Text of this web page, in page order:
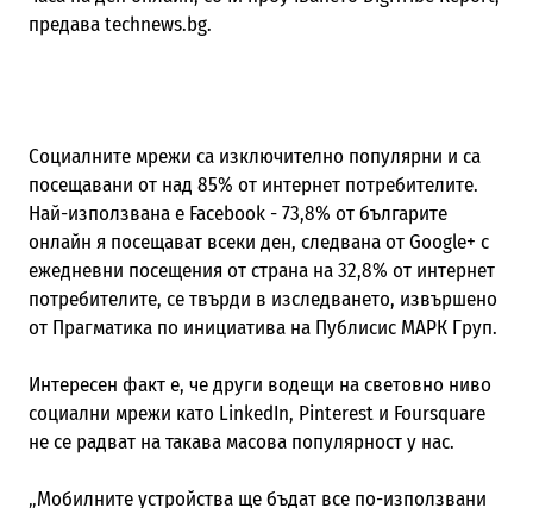
предаваtechnews.bg.
Социалните мрежи са изключително популярни и са
посещавани от над 85% от интернет потребителите.
Най-използвана е Facebook - 73,8% от българите
онлайн я посещават всеки ден, следвана от Google+ с
ежедневни посещения от страна на 32,8% от интернет
потребителите, се твърди в изследването, извършено
от Прагматика по инициатива на Публисис МАРК Груп.
Интересен факт е, че други водещи на световно ниво
социални мрежи като LinkedIn, Pinterest и Foursquare
не се радват на такава масова популярност у нас.
„Мобилните устройства ще бъдат все по-използвани